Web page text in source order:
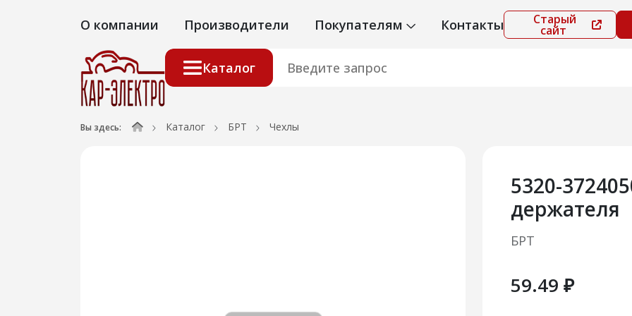
О компании Производители Покупателям Контакты Старый
сайт
Каталог
Вы здесь: Каталог БРТ Чехлы
5320-
держателя
БРТ
59.49 ₽